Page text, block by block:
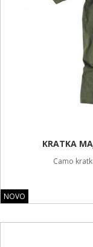
NOVO
KRATKA
Camo